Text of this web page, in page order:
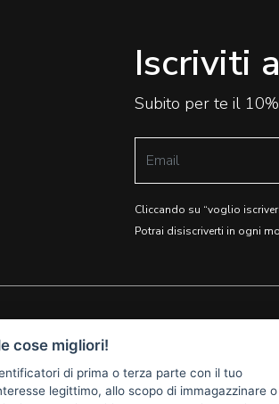
Iscriviti
Subito per te il
Cliccando su “voglio
Potrai disiscriverti in ogni
PRODUTTORE?
COLLABORA CON NOI
TERMINI E
PRIVACY
cose migliori!
di prima o terza parte con il tuo
legittimo, allo scopo di immagazzinare o